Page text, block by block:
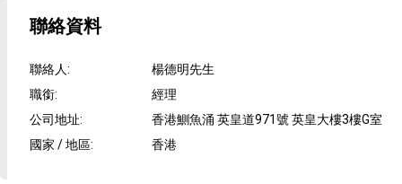
聯絡資料
聯絡人:
楊德明先生
職銜:
經理
公司地址:
香港鰂魚涌 英皇道971號 英皇大樓3樓G室
國家 / 地區: 香港